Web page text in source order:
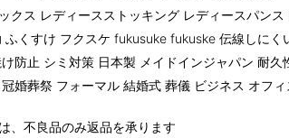
クス レディースストッキング レディースパン
ふくすけ フクスケ fukusuke fukuske 伝線しにく
防止 シミ対策 日本製 メイドインジャパン 耐久
婚葬祭 フォーマル 結婚式 葬儀 ビジネス オフ
、不良品のみ返品を承ります